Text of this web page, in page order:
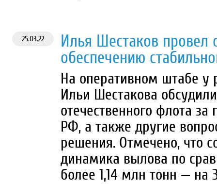
25.03.22
Илья Шестаков провел
обеспечению
На оперативном штабе у
Ильи Шестакова
отечественного флота
РФ, а также другие
решения. Отмечено, что
динамика вылова по
более 1,14 млн тонн — на